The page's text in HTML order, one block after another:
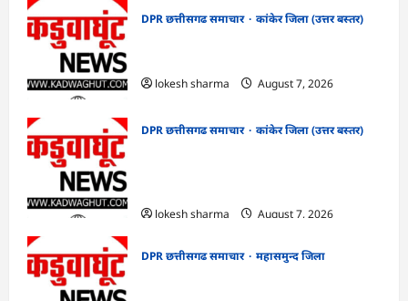
DPR छत्तीसगढ समाचार
कांकेर जिला (उत्तर बस्तर)
lokesh sharma
August 7, 2026
DPR छत्तीसगढ समाचार
कांकेर जिला (उत्तर बस्तर)
lokesh sharma
August 7, 2026
DPR छत्तीसगढ समाचार
महासमुन्द जिला